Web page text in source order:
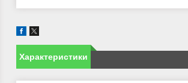
Характеристики